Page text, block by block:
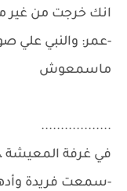
انك خرجت من غير
-عمر: والنبي علي
ماسمعوش
..................
في غرفة المعيشة
-سمعت فريدة